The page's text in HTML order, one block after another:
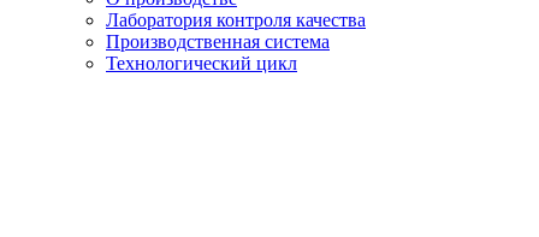
Лаборатория контроля качества
Производственная система
Технологический цикл